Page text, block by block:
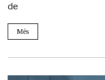
de
Més